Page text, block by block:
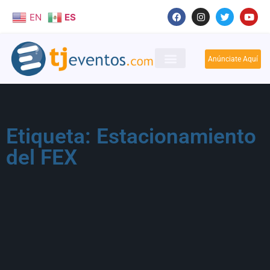
EN ES
Anúnciate Aquí
Etiqueta: Estacionamiento
del FEX